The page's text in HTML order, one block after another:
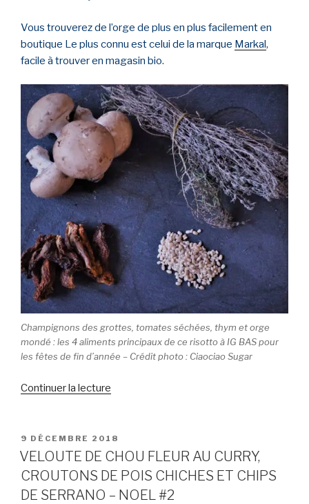
Vous trouverez de l’orge de plus en plus facilement en
boutique Le plus connu est celui de la marque Markal,
facile à trouver en magasin bio.
Champignons des grottes, tomates séchées, thym et orge
mondé : les 4 aliments principaux de ce risotto à IG BAS pour
les fêtes de fin d’année – Crédit photo : Ciaociao Sugar
Continuer la lecture
CHAMPIGNONS
ET
TOMATES
SÉCHÉES
PUBLIÉ
LE
9 DÉCEMBRE 2018
VELOUTE DE CHOU FLEUR AU CURRY,
CROUTONS DE POIS CHICHES ET CHIPS
DE SERRANO – NOEL #2